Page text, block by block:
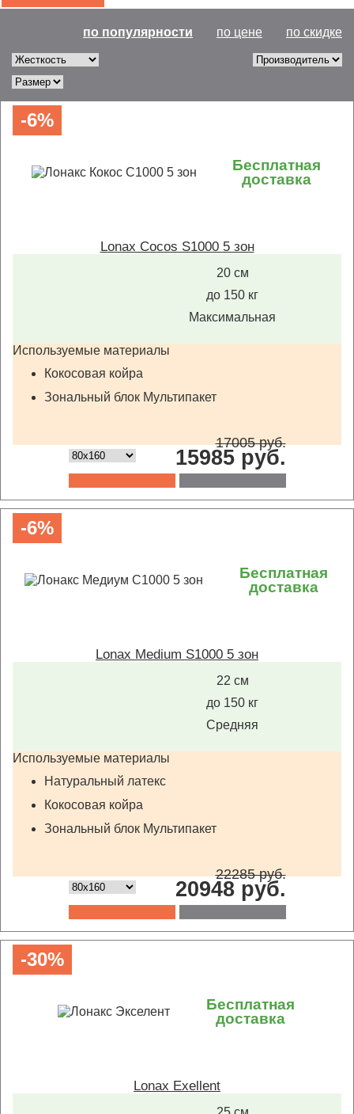
по популярности по цене по скидке
-6%
Бесплатная
доставка
Lonax Cocos S1000 5 зон
20 см
до 150 кг
Максимальная
Используемые материалы
Кокосовая койра
Зональный блок Мультипакет
17005 руб.
15985 руб.
-6%
Бесплатная
доставка
Lonax Medium S1000 5 зон
22 см
до 150 кг
Средняя
Используемые материалы
Натуральный латекс
Кокосовая койра
Зональный блок Мультипакет
22285 руб.
20948 руб.
-30%
Бесплатная
доставка
Lonax Exellent